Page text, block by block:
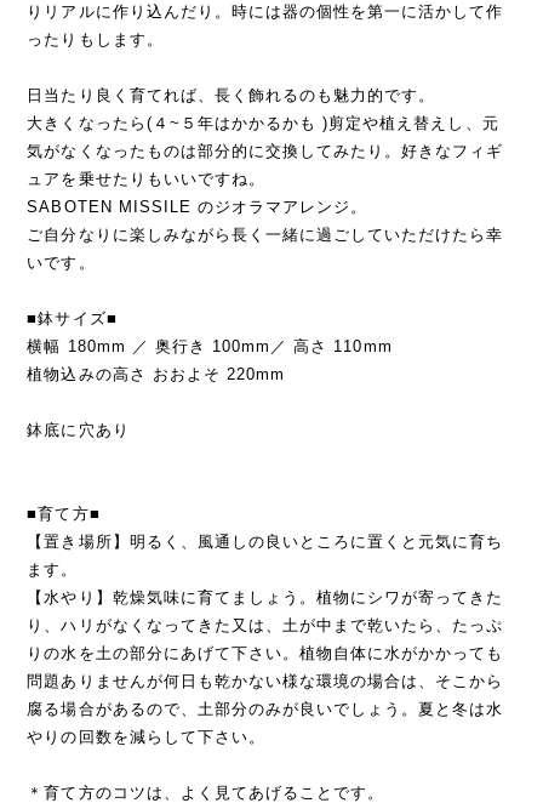
りリアルに作り込んだり。時には器の個性を第一に活かして作
ったりもします。
日当たり良く育てれば、長く飾れるのも魅力的です。
大きくなったら(４~５年はかかるかも )剪定や植え替えし、元
気がなくなったものは部分的に交換してみたり。好きなフィギ
ュアを乗せたりもいいですね。
SABOTEN MISSILE のジオラマアレンジ。
ご自分なりに楽しみながら長く一緒に過ごしていただけたら幸
いです。
■鉢サイズ■
横幅 180mm ／ 奥行き 100mm／ 高さ 110mm
植物込みの高さ おおよそ 220mm
鉢底に穴あり
■育て方■
【置き場所】明るく、風通しの良いところに置くと元気に育ち
ます。
【水やり】乾燥気味に育てましょう。植物にシワが寄ってきた
り、ハリがなくなってきた又は、土が中まで乾いたら、たっぷ
りの水を土の部分にあげて下さい。植物自体に水がかかっても
問題ありませんが何日も乾かない様な環境の場合は、そこから
腐る場合があるので、土部分のみが良いでしょう。夏と冬は水
やりの回数を減らして下さい。
＊育て方のコツは、よく見てあげることです。